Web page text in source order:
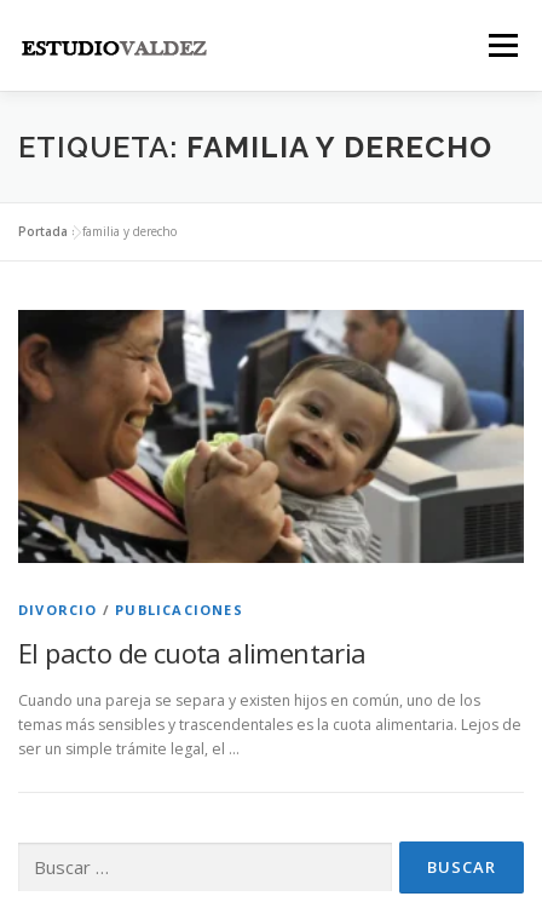
contenido
Menú
INICIO INSTITUCIONAL NOSOTROS
LEGALES PUBLICACIONES
ETIQUETA: FAMILIA Y DERECHO
Portada »familia y derecho
DIVORCIO / PUBLICACIONES
El pacto de cuota alimentaria
Cuando una pareja se separa y existen hijos en común, uno de los
temas más sensibles y trascendentales es la cuota alimentaria. Lejos de
ser un simple trámite legal, el …